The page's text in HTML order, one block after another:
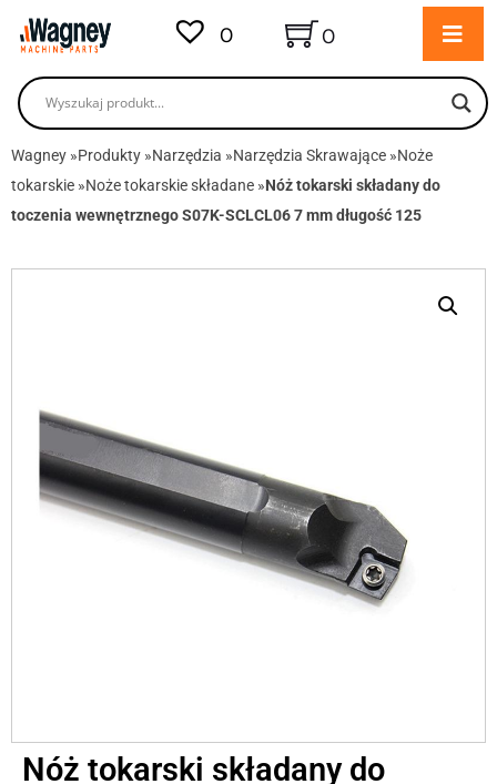
0 0
Wagney »Produkty »Narzędzia »Narzędzia Skrawające »Noże
tokarskie »Noże tokarskie składane »Nóż tokarski składany do
toczenia wewnętrznego S07K-SCLCL06 7 mm długość 125
Nóż tokarski składany do